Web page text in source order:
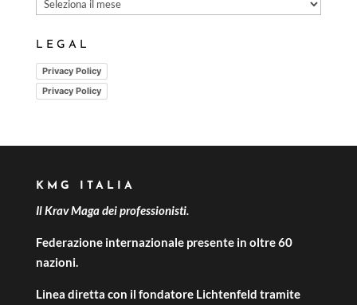
LEGAL
Privacy Policy
Privacy Policy
KMG ITALIA
Il Krav Maga dei professionisti.
Federazione internazionale presente in oltre 60
nazioni.
Linea diretta con il fondatore Lichtenfeld tramite